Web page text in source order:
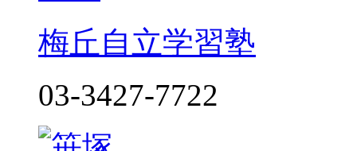
梅丘自立学習塾
03-3427-7722